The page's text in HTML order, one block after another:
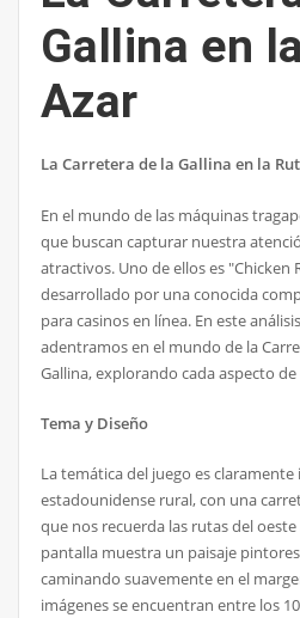
Gallina en
Azar
La Carretera de la Gallina en la
En el mundo de las máquinas
que buscan capturar nuestra
atractivos. Uno de ellos es "Chicken
desarrollado por una conocida
para casinos en línea. En este
adentramos en el mundo de la
Gallina, explorando cada aspecto
Tema y Diseño
La temática del juego es
estadounidense rural, con una
que nos recuerda las rutas del
pantalla muestra un paisaje
caminando suavemente en el
imágenes se encuentran entre los